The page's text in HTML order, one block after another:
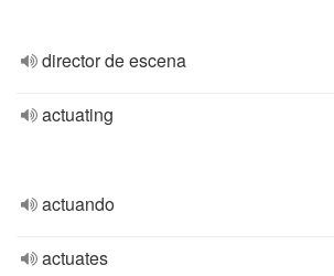
director de escena
actuating
actuando
actuates